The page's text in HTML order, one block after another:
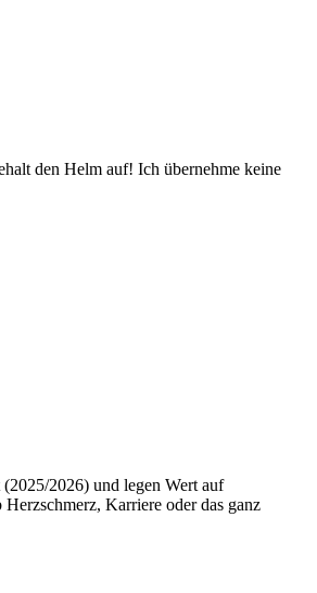
den Helm auf! Ich übernehme keine
2026) und legen Wert auf
Karriere oder das ganz